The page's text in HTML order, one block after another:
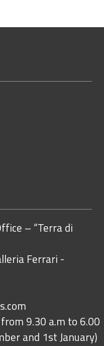
– “Terra di
Ferrari -
9.30 a.m to 6.00
and 1st January)